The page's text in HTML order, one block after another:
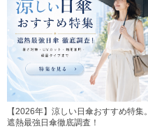
【2026年】涼しい日傘おすすめ特集。
遮熱最強日傘徹底調査！